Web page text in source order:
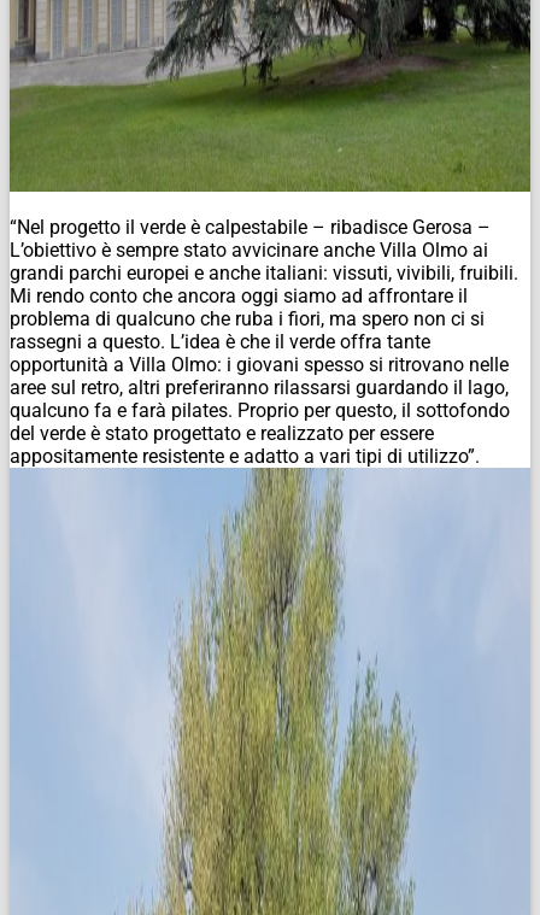
“Nel progetto il verde è calpestabile – ribadisce Gerosa –
L’obiettivo è sempre stato avvicinare anche Villa Olmo ai
grandi parchi europei e anche italiani: vissuti, vivibili, fruibili.
Mi rendo conto che ancora oggi siamo ad affrontare il
problema di qualcuno che ruba i fiori, ma spero non ci si
rassegni a questo. L’idea è che il verde offra tante
opportunità a Villa Olmo: i giovani spesso si ritrovano nelle
aree sul retro, altri preferiranno rilassarsi guardando il lago,
qualcuno fa e farà pilates. Proprio per questo, il sottofondo
del verde è stato progettato e realizzato per essere
appositamente resistente e adatto a vari tipi di utilizzo”.